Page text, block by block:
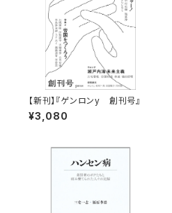
【新刊】『ゲンロンy 創刊号』
¥3,080